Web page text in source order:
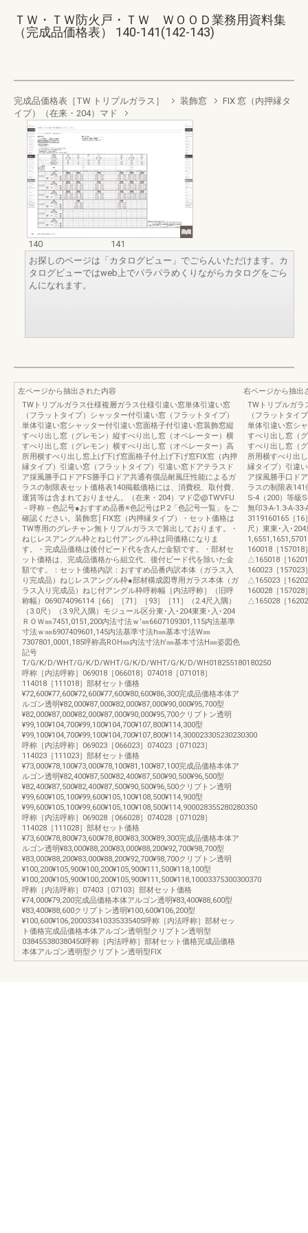
ＴＷ・ＴＷ防火戸・ＴＷ ＷＯＯＤ業務用資料集
（完成品価格表） 140-141(142-143)
完成品価格表［TW トリプルガラス］ 装飾窓
FIX 窓（内押縁タ
イプ）（在来・204）マド
140
141
お探しのページは「カタログビュー」でごらんいただけます。カ
タログビューではweb上でパラパラめくりながらカタログをごら
んになれます。
左ページから抽出された内容
TWトリプルガラス仕様複層ガラス仕様引違い窓単体引違い窓
（フラットタイプ）シャッター付引違い窓（フラットタイプ）
単体引違い窓シャッター付引違い窓面格子付引違い窓装飾窓縦
すべり出し窓（グレモン）縦すべり出し窓（オペレーター）横
すべり出し窓（グレモン）横すべり出し窓（オペレーター）高
所用横すべり出し窓上げ下げ窓面格子付上げ下げ窓FIX窓（内押
縁タイプ）引違い窓（フラットタイプ）引違い窓ドアテラスド
ア採風勝手口ドアFS勝手口ドア共通有償品耐風圧性能によるガ
ラスの制限表セット価格表140掲載価格には、消費税、取付費、
運賃等は含まれておりません。（在来・204）マド②@TWVFU
－呼称－色記号●おすすめ品番※色記号はP.2「色記号一覧」をご
確認ください。装飾窓│FIX窓（内押縁タイプ）・セット価格は
TW専用のグレチャン無トリプルガラスで算出しております。・
ねじレスアングル枠とねじ付アングル枠は同価格になりま
す。・完成品価格は後付ビード代を含んだ金額です。・部材セ
ット価格は、完成品価格から組立代、後付ビード代を除いた金
額です。：セット価格内訳：おすすめ品番内訳本体（ガラス入
り完成品）ねじレスアングル枠●部材構成図専用ガラス本体（ガ
ラス入り完成品）ねじ付アングル枠呼称幅［内法呼称］（旧呼
称幅）069074096114［66］［71］［93］［11］（2.4尺入隅）
（3.0尺）（3.9尺入隅）モジュール区分東･入･204東東･入･204
ＲＯＷ㎜7451,0151,200内法寸法ｗ’㎜6607109301,115内法基準
寸法ｗ㎜6907409601,145内法基準寸法h㎜基本寸法W㎜
7307801,0001,185呼称高ROH㎜内法寸法h'㎜基本寸法H㎜姿図色
記号
T/G/K/D/WHT/G/K/D/WHT/G/K/D/WHT/G/K/D/WH018255180180250
呼称［内法呼称］069018［066018］074018［071018］
114018［111018］部材セット価格
¥72,600¥77,600¥72,600¥77,600¥80,600¥86,300完成品価格本体ア
ルゴン透明¥82,000¥87,000¥82,000¥87,000¥90,000¥95,700型
¥82,000¥87,000¥82,000¥87,000¥90,000¥95,700クリプトン透明
¥99,100¥104,700¥99,100¥104,700¥107,800¥114,300型
¥99,100¥104,700¥99,100¥104,700¥107,800¥114,300023305230230300
呼称［内法呼称］069023［066023］074023［071023］
114023［111023］部材セット価格
¥73,000¥78,100¥73,000¥78,100¥81,100¥87,100完成品価格本体ア
ルゴン透明¥82,400¥87,500¥82,400¥87,500¥90,500¥96,500型
¥82,400¥87,500¥82,400¥87,500¥90,500¥96,500クリプトン透明
¥99,600¥105,100¥99,600¥105,100¥108,500¥114,900型
¥99,600¥105,100¥99,600¥105,100¥108,500¥114,900028355280280350
呼称［内法呼称］069028［066028］074028［071028］
114028［111028］部材セット価格
¥73,600¥78,800¥73,600¥78,800¥83,300¥89,300完成品価格本体ア
ルゴン透明¥83,000¥88,200¥83,000¥88,200¥92,700¥98,700型
¥83,000¥88,200¥83,000¥88,200¥92,700¥98,700クリプトン透明
¥100,200¥105,900¥100,200¥105,900¥111,500¥118,100型
¥100,200¥105,900¥100,200¥105,900¥111,500¥118,10003375300300370
呼称［内法呼称］07403［07103］部材セット価格
¥74,000¥79,200完成品価格本体アルゴン透明¥83,400¥88,600型
¥83,400¥88,600クリプトン透明¥100,600¥106,200型
¥100,600¥106,200033410335335405呼称［内法呼称］部材セッ
ト価格完成品価格本体アルゴン透明型クリプトン透明型
038455380380450呼称［内法呼称］部材セット価格完成品価格
本体アルゴン透明型クリプトン透明型FIX
右ページから抽出
TWトリプルガラ
（フラットタイ
単体引違い窓シ
すべり出し窓（
すべり出し窓（
所用横すべり出
縁タイプ）引違
ア採風勝手口ド
ラスの制限表
S-4（200）等級
無印3-A-1.3-A-33-
3119160165［
尺）東東･入･204
160018［157018
△165018［
160023［157023
△165023［
160028［157028
△165028［